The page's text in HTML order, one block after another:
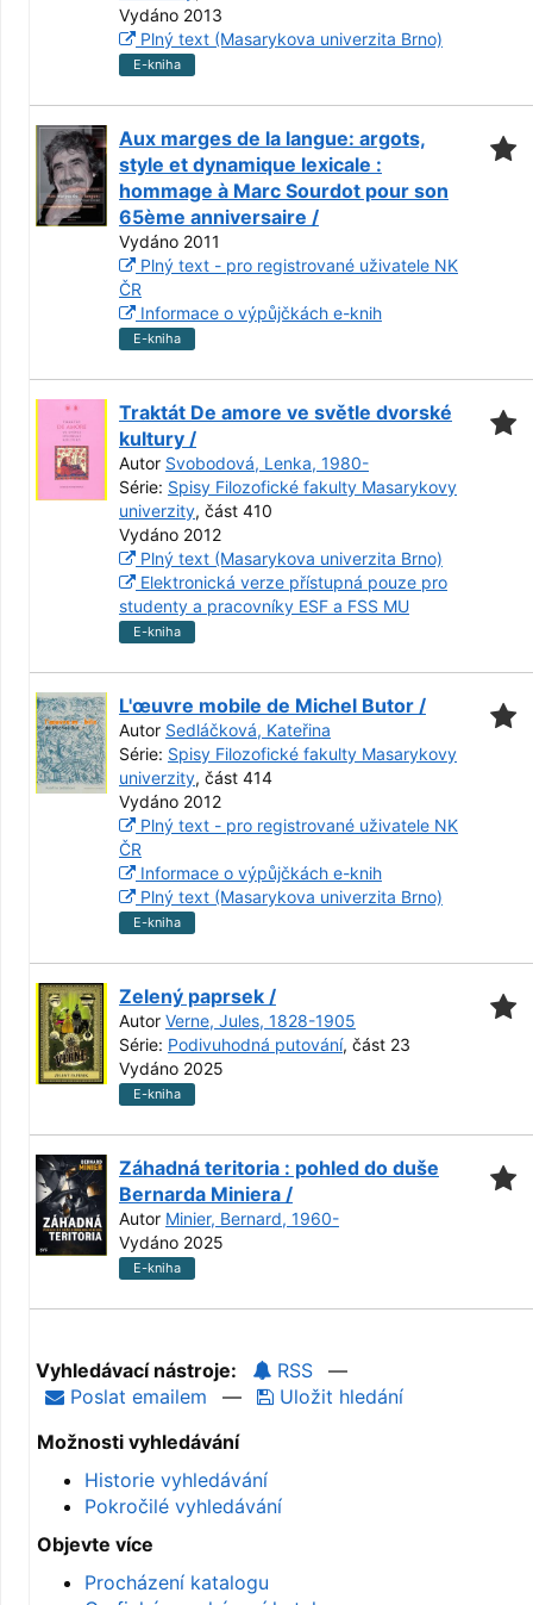
Vydáno 2013
Plný text (Masarykova univerzita Brno)
E-kniha
Aux marges de la langue: argots,
style et dynamique lexicale :
hommage à Marc Sourdot pour son
65ème anniversaire /
Vydáno 2011
Plný text - pro registrované uživatele NK
ČR
Informace o výpůjčkách e-knih
E-kniha
Traktát De amore ve světle dvorské
kultury /
Autor Svobodová, Lenka, 1980-
Série: Spisy Filozofické fakulty Masarykovy
univerzity, část 410
Vydáno 2012
Plný text (Masarykova univerzita Brno)
Elektronická verze přístupná pouze pro
studenty a pracovníky ESF a FSS MU
E-kniha
L'œuvre mobile de Michel Butor /
Autor Sedláčková, Kateřina
Série: Spisy Filozofické fakulty Masarykovy
univerzity, část 414
Vydáno 2012
Plný text - pro registrované uživatele NK
ČR
Informace o výpůjčkách e-knih
Plný text (Masarykova univerzita Brno)
E-kniha
Zelený paprsek /
Autor Verne, Jules, 1828-1905
Série: Podivuhodná putování, část 23
Vydáno 2025
E-kniha
Záhadná teritoria : pohled do duše
Bernarda Miniera /
Autor Minier, Bernard, 1960-
Vydáno 2025
E-kniha
Vyhledávací nástroje: RSS
—
Poslat emailem
—
Uložit hledání
Možnosti vyhledávání
Historie vyhledávání
Pokročilé vyhledávání
Objevte více
Procházení katalogu